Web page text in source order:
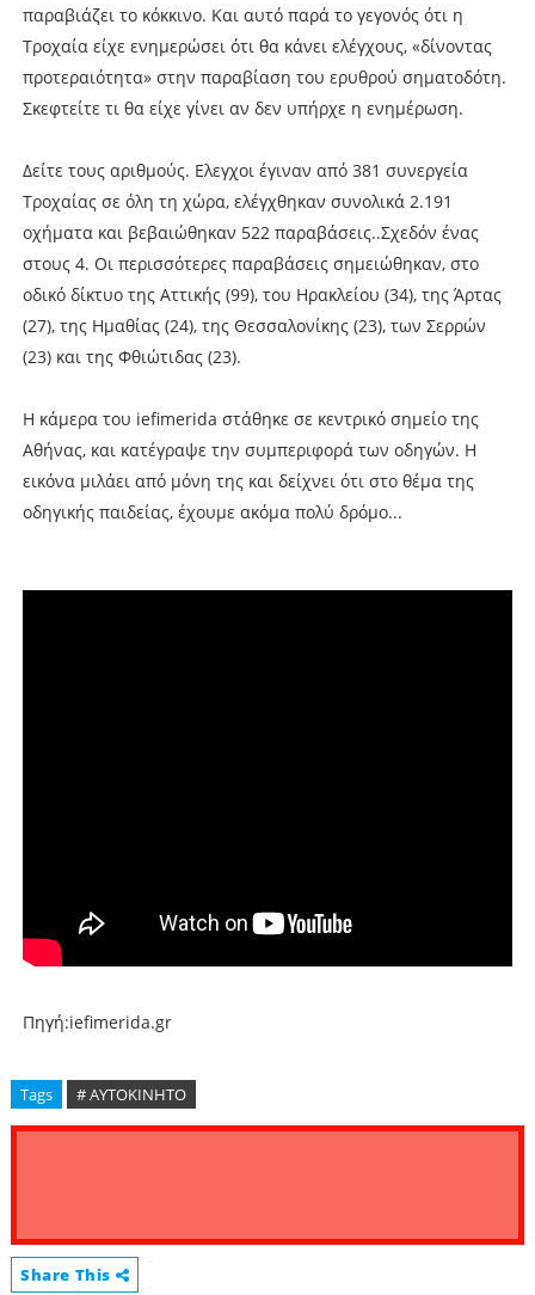
παραβιάζει το κόκκινο. Και αυτό παρά το γεγονός ότι η
Τροχαία είχε ενημερώσει ότι θα κάνει ελέγχους, «δίνοντας
προτεραιότητα» στην παραβίαση του ερυθρού σηματοδότη.
Σκεφτείτε τι θα είχε γίνει αν δεν υπήρχε η ενημέρωση.
Δείτε τους αριθμούς. Ελεγχοι έγιναν από 381 συνεργεία
Τροχαίας σε όλη τη χώρα, ελέγχθηκαν συνολικά 2.191
οχήματα και βεβαιώθηκαν 522 παραβάσεις..Σχεδόν ένας
στους 4. Οι περισσότερες παραβάσεις σημειώθηκαν, στο
οδικό δίκτυο της Αττικής (99), του Ηρακλείου (34), της Άρτας
(27), της Ημαθίας (24), της Θεσσαλονίκης (23), των Σερρών
(23) και της Φθιώτιδας (23).
Η κάμερα του iefimerida στάθηκε σε κεντρικό σημείο της
Αθήνας, και κατέγραψε την συμπεριφορά των οδηγών. Η
εικόνα μιλάει από μόνη της και δείχνει ότι στο θέμα της
οδηγικής παιδείας, έχουμε ακόμα πολύ δρόμο...
Πηγή:iefimerida.gr
Tags # ΑΥΤΟΚΙΝΗΤΟ
Share This